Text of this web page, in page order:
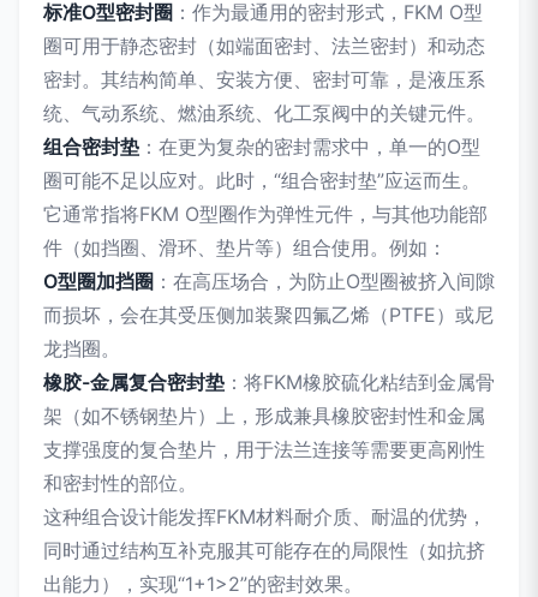
标准O型密封圈 ：作为最通用的密封形式，FKM O型
圈可用于静态密封（如端面密封、法兰密封）和动态
密封。其结构简单、安装方便、密封可靠，是液压系
统、气动系统、燃油系统、化工泵阀中的关键元件。
组合密封垫 ：在更为复杂的密封需求中，单一的O型
圈可能不足以应对。此时，“组合密封垫”应运而生。
它通常指将FKM O型圈作为弹性元件，与其他功能部
件（如挡圈、滑环、垫片等）组合使用。例如：
O型圈加挡圈 ：在高压场合，为防止O型圈被挤入间隙
而损坏，会在其受压侧加装聚四氟乙烯（PTFE）或尼
龙挡圈。
橡胶-金属复合密封垫 ：将FKM橡胶硫化粘结到金属骨
架（如不锈钢垫片）上，形成兼具橡胶密封性和金属
支撑强度的复合垫片，用于法兰连接等需要更高刚性
和密封性的部位。
这种组合设计能发挥FKM材料耐介质、耐温的优势，
同时通过结构互补克服其可能存在的局限性（如抗挤
出能力），实现“1+1>2”的密封效果。